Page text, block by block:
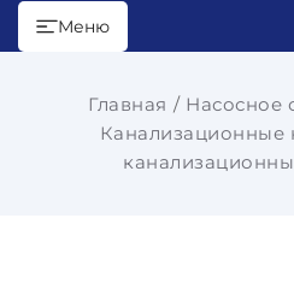
Меню
Главная
Насосное
Канализационные